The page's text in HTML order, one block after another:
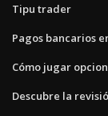
Tipu trader
Pagos bancarios
Cómo jugar
Descubre la